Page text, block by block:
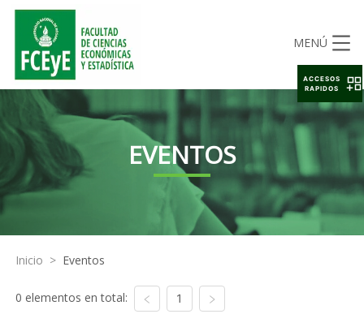
MENÚ
EVENTOS
Inicio > Eventos
0 elementos en total: 1
ACCESOS
RAPIDOS